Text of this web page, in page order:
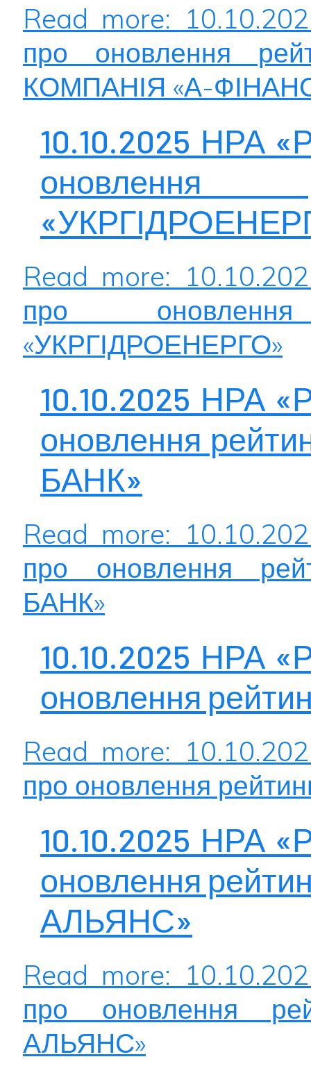
Read more:
про оновлення
КОМПАНІЯ «А-
10.10.2025 НРА
оновлення
Read more:
про
«УКРГІДРОЕНЕРГО»
10.10.2025 НРА
оновлення
БАНК»
Read more:
про оновлення
БАНК»
10.10.2025 НРА
оновлення
Read more:
про оновлення
10.10.2025 НРА
оновлення
АЛЬЯНС»
Read more:
про оновлення
АЛЬЯНС»